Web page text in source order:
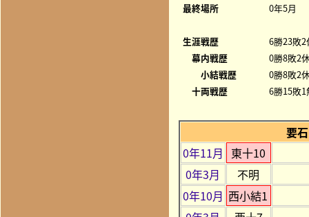
最終場所
0年5月
生涯戦歴
6勝23敗
幕内戦歴
0勝8敗2
小結戦歴
0勝8敗2
十両戦歴
6勝15敗
要
0年11月 東十10
0年3月
不明
0年10月 西小結1